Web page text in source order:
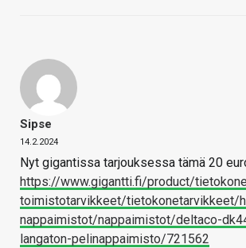
Sipse
14.2.2024
Nyt gigantissa tarjouksessa tämä 20
https://www.gigantti.fi/product/
toimistotarvikkeet/tietokonetarvikkeet/
nappaimistot/nappaimistot/deltaco-
langaton-pelinappaimisto/721562